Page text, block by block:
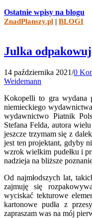
Ostatnie wpisy na blogu
ZnadPlanszy.pl | BLOGI
Julka
14 października 2021/0
Weidemann
Kokopelli to gra wydana
niemieckiego
wydawnictwo Piatnik
Stefana Felda, autora
jeszcze trzymam się z
jest ten projektant, gdyby
wzrok wielkim pudełku i
nadzieja na bliższe
Od najmłodszych lat,
zajmuję się
wyciskać tekturowe
kartonowe pudła z
zapraszam was na mój